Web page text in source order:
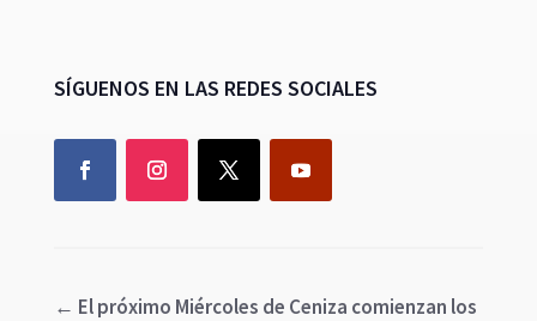
SÍGUENOS EN LAS REDES SOCIALES
← El próximo Miércoles de Ceniza comienzan los